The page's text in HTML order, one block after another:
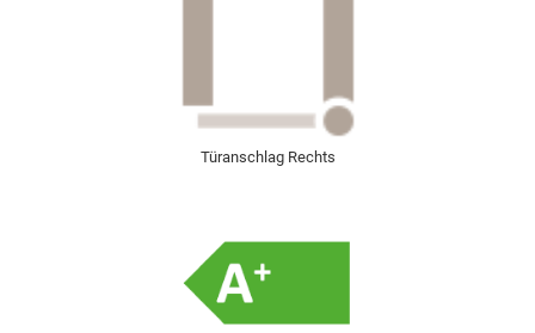
Türanschlag Rechts